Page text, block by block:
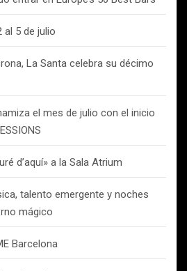
al 5 de julio
La Santa celebra su décimo
el mes de julio con el inicio
d’aquí» a la Sala Atrium
talento emergente y noches
mágico
Barcelona